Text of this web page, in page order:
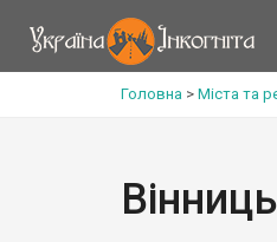
Головна > Міста та